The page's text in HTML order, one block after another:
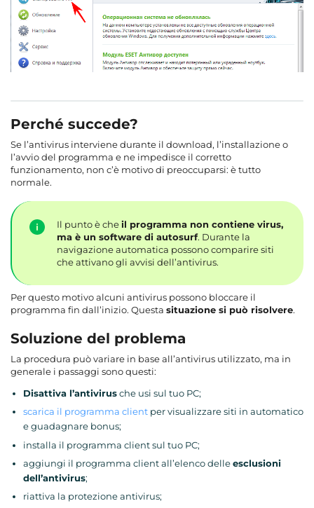
Perché succede?
Se l’antivirus interviene durante il download, l’installazione o
l’avvio del programma e ne impedisce il corretto
funzionamento, non c’è motivo di preoccuparsi: è tutto
normale.
Il punto è cheil programma non contiene virus,
ma è un software di autosurf. Durante la
navigazione automatica possono comparire siti
che attivano gli avvisi dell’antivirus.
Per questo motivo alcuni antivirus possono bloccare il
programma fin dall’inizio. Questa situazione si può risolvere.
Soluzione del problema
La procedura può variare in base all’antivirus utilizzato, ma in
generale i passaggi sono questi:
Disattiva l’antivirusche usi sul tuo PC;
scarica il programma client per visualizzare siti in automatico
e guadagnare bonus;
installa il programma client sul tuo PC;
aggiungi il programma client all’elenco delleesclusioni
dell’antivirus;
riattiva la protezione antivirus;